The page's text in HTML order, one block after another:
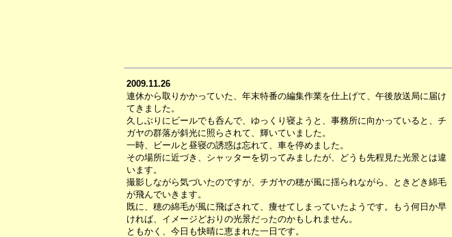
2009.11.26
連休から取りかかっていた、年末特番の編集作業を仕上げて、午後放送局に届け
てきました。
久しぶりにビールでも呑んで、ゆっくり寝ようと、事務所に向かっていると、チ
ガヤの群落が斜光に照らされて、輝いていました。
一時、ビールと昼寝の誘惑は忘れて、車を停めました。
その場所に近づき、シャッターを切ってみましたが、どうも先程見た光景とは違
います。
撮影しながら気づいたのですが、チガヤの穂が風に揺られながら、ときどき綿毛
が飛んでいきます。
既に、穂の綿毛が風に飛ばされて、痩せてしまっていたようです。もう何日か早
ければ、イメージどおりの光景だったのかもしれません。
ともかく、今日も快晴に恵まれた一日です。